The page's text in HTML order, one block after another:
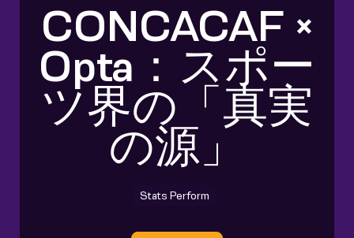
CONCACAF ×
Opta：スポー
ツ界の「真実
の源」
Stats Perform